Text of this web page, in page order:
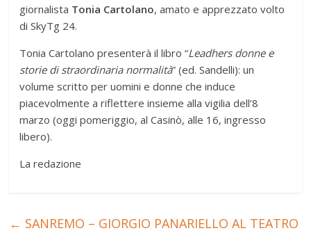
giornalista Tonia Cartolano, amato e apprezzato volto
di SkyTg 24.
Tonia Cartolano presenterà il libro “Leadhers donne e
storie di straordinaria normalità” (ed. Sandelli): un
volume scritto per uomini e donne che induce
piacevolmente a riflettere insieme alla vigilia dell’8
marzo (oggi pomeriggio, al Casinò, alle 16, ingresso
libero).
La redazione
← SANREMO – GIORGIO PANARIELLO AL TEATRO